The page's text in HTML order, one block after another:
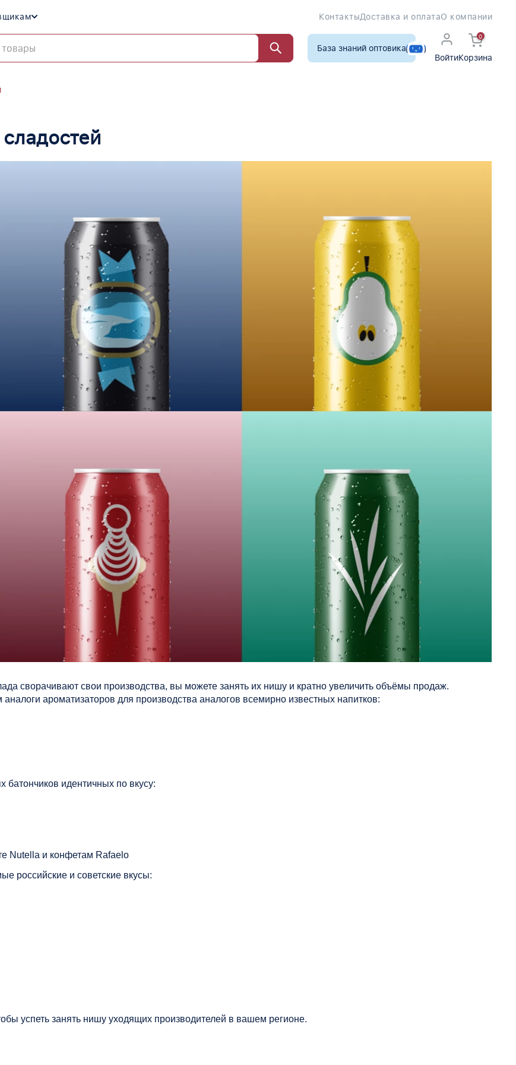
КонтактыДоставка и оплатаО компании
База знаний оптовика
Войти
0
Корзина
сворачивают свои производства, вы можете занять их нишу и кратно увеличить объёмы продаж.
ароматизаторов для производства аналогов всемирно известных напитков:
идентичных по вкусу:
Nutella и конфетам Rafaelo
российские и советские вкусы:
успеть занять нишу уходящих производителей в вашем регионе.